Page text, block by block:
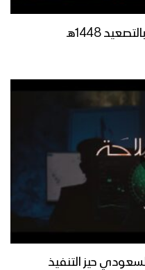
1448هـ
حيز التنفيذ